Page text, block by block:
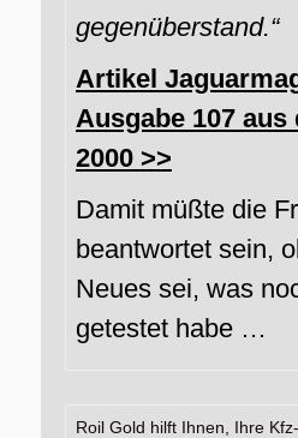
gegenüberstand.“
Artikel
Ausgabe 107 aus
2000 >>
Damit müßte die
beantwortet sein,
Neues sei, was
getestet habe …
Roil Gold hilft Ihnen, Ihre